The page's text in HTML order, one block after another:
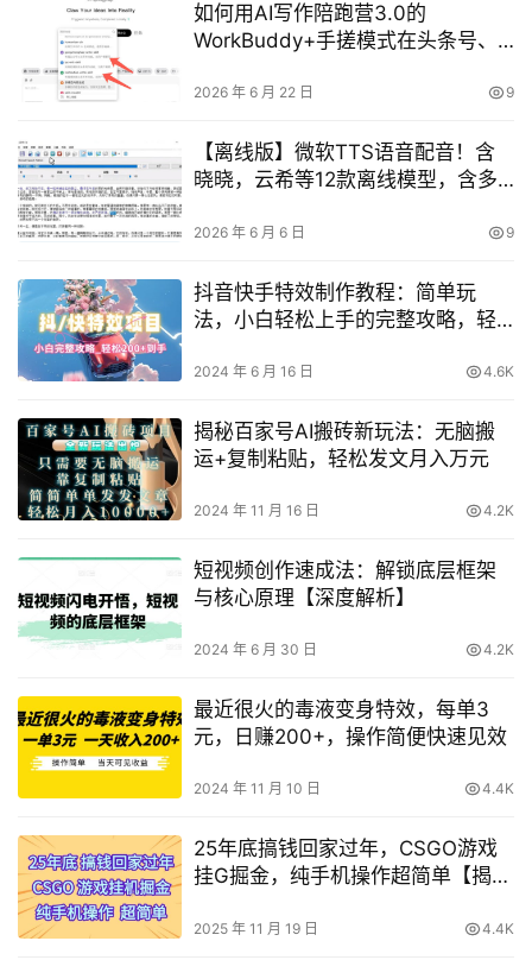
如何用AI写作陪跑营3.0的
WorkBuddy+手搓模式在头条号、
章？
2026 年 6 月 22 日 9
【离线版】微软TTS语音配音！含
晓晓，云希等12款离线模型，含多
即可
2026 年 6 月 6 日 9
抖音快手特效制作教程：简单玩
法，小白轻松上手的完整攻略，轻
2024 年 6 月 16 日 4.6K
揭秘百家号AI搬砖新玩法：无脑搬
运+复制粘贴，轻松发文月入万元
2024 年 11 月 16 日 4.2K
短视频创作速成法：解锁底层框架
与核心原理【深度解析】
2024 年 6 月 30 日 4.2K
最近很火的毒液变身特效，每单3
元，日赚200+，操作简便快速见效
2024 年 11 月 10 日 4.4K
25年底搞钱回家过年，CSGO游戏
挂G掘金，纯手机操作超简单【揭
2025 年 11 月 19 日 4.4K